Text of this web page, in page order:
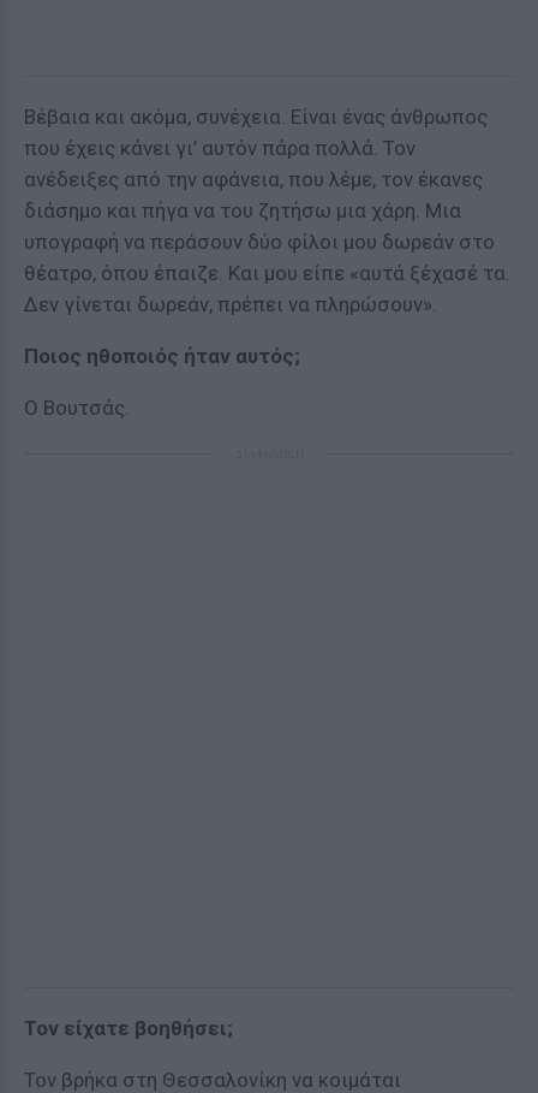
Βέβαια και ακόμα, συνέχεια. Είναι ένας άνθρωπος
που έχεις κάνει γι’ αυτόν πάρα πολλά. Τον
ανέδειξες από την αφάνεια, που λέμε, τον έκανες
διάσημο και πήγα να του ζητήσω μια χάρη. Μια
υπογραφή να περάσουν δύο φίλοι μου δωρεάν στο
θέατρο, όπου έπαιζε. Και μου είπε «αυτά ξέχασέ τα.
Δεν γίνεται δωρεάν, πρέπει να πληρώσουν».
Ποιος ηθοποιός ήταν αυτός;
Ο Βουτσάς.
Τον είχατε βοηθήσει;
Τον βρήκα στη Θεσσαλονίκη να κοιμάται